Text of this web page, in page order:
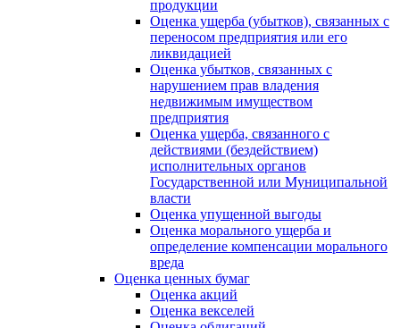
продукции
Оценка ущерба (убытков), связанных с
переносом предприятия или его
ликвидацией
Оценка убытков, связанных с
нарушением прав владения
недвижимым имуществом
предприятия
Оценка ущерба, связанного с
действиями (бездействием)
исполнительных органов
Государственной или Муниципальной
власти
Оценка упущенной выгоды
Оценка морального ущерба и
определение компенсации морального
вреда
Оценка ценных бумаг
Оценка акций
Оценка векселей